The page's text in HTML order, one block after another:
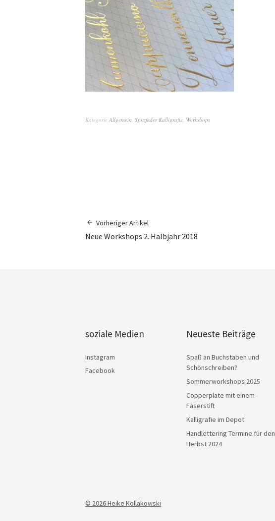
Kategorie Allgemein, Spitzfeder Kalligrafie, Workshops
Vorheriger Artikel
Neue Workshops 2. Halbjahr 2018
soziale Medien
Instagram
Facebook
Neueste Beiträge
Spaß an Buchstaben und
Schönschreiben?
Sommerworkshops 2025
Copperplate mit einem
Faserstift
Kalligrafie im Depot
Handlettering Termine für den
Herbst 2024
© 2026 Heike Kollakowski